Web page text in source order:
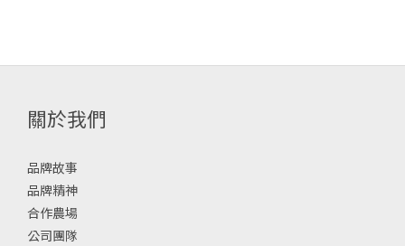
關於我們
品牌故事
品牌精神
合作農場
公司團隊